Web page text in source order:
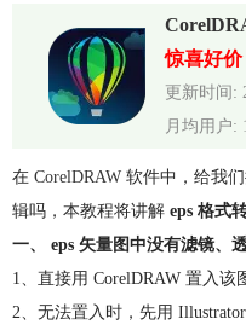
惊喜好价
更新时间:
月均用户:
在 CorelDRAW 软件中，给我
辑吗，本教程将讲解 eps 格式
一、 eps 矢量图中没有滤镜、
1、直接用 CorelDRAW 置入
2、无法置入时，先用